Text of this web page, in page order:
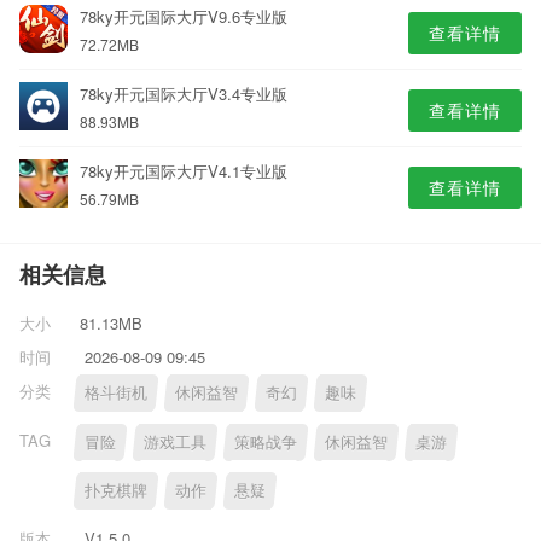
78ky开元国际大厅V9.6专业版
72.72MB 查看详情
78ky开元国际大厅V3.4专业版
88.93MB 查看详情
78ky开元国际大厅V4.1专业版
56.79MB 查看详情
相关信息
大小
81.13MB
时间
2026-08-09 09:45
分类
格斗街机 休闲益智 奇幻 趣味
TAG 冒险 游戏工具 策略战争 休闲益智 桌游
扑克棋牌 动作 悬疑